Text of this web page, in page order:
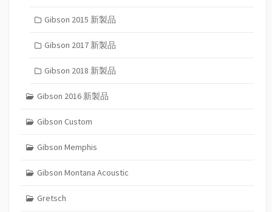
Gibson 2015 新製品
Gibson 2017 新製品
Gibson 2018 新製品
Gibson 2016 新製品
Gibson Custom
Gibson Memphis
Gibson Montana Acoustic
Gretsch